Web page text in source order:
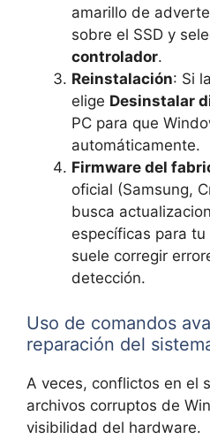
amarillo de
sobre el SSD y
controlador.
Reinstalación: Si
elige Desinstalar
PC para que
automáticamente.
Firmware del
oficial (Samsung,
busca
específicas para
suele corregir
detección.
Uso de comandos
reparación del
A veces, conflictos en el
archivos corruptos de
visibilidad del hardware.